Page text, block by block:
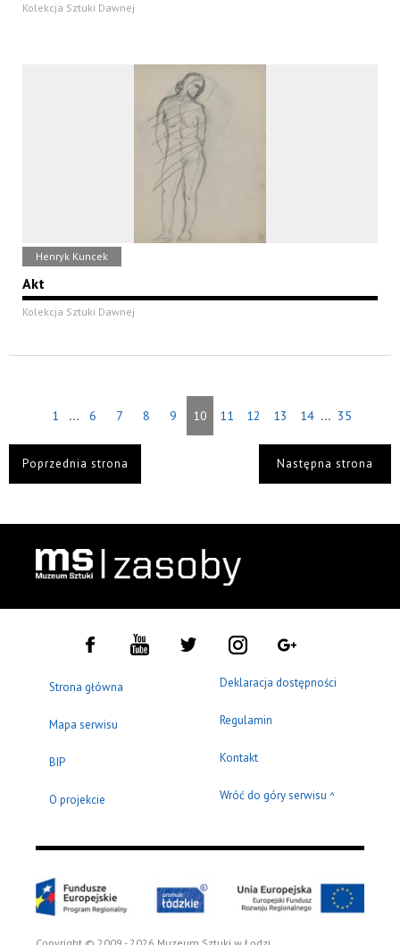
Kolekcja Sztuki Dawnej
Henryk Kuncek
Akt
Kolekcja Sztuki Dawnej
1 ... 6 7 8 9 10 11 12 13 14 ... 35
Poprzednia strona Następna strona
Strona główna
Mapa serwisu
BIP
O projekcie
Deklaracja dostępności
Regulamin
Kontakt
Wróć do góry serwisu ^